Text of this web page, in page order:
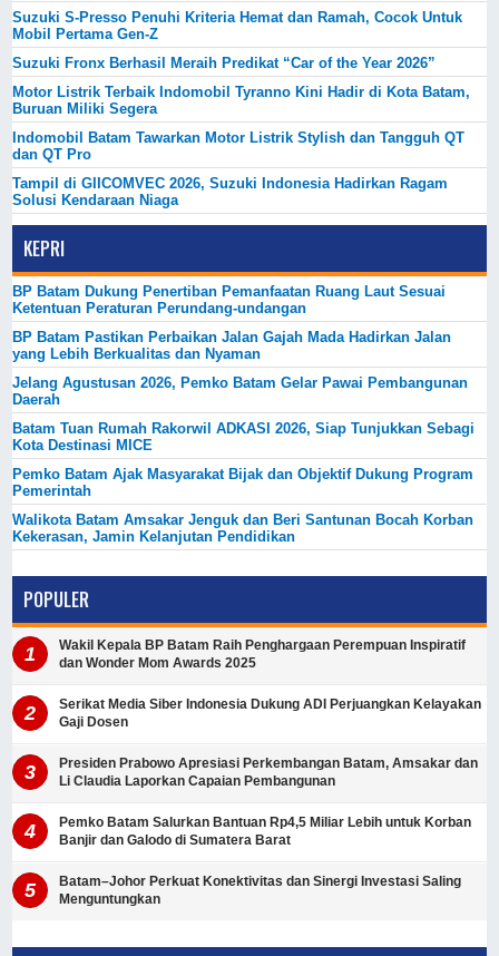
Suzuki S-Presso Penuhi Kriteria Hemat dan Ramah, Cocok Untuk
Mobil Pertama Gen-Z
Suzuki Fronx Berhasil Meraih Predikat “Car of the Year 2026”
Motor Listrik Terbaik Indomobil Tyranno Kini Hadir di Kota Batam,
Buruan Miliki Segera
Indomobil Batam Tawarkan Motor Listrik Stylish dan Tangguh QT
dan QT Pro
Tampil di GIICOMVEC 2026, Suzuki Indonesia Hadirkan Ragam
Solusi Kendaraan Niaga
KEPRI
BP Batam Dukung Penertiban Pemanfaatan Ruang Laut Sesuai
Ketentuan Peraturan Perundang-undangan
BP Batam Pastikan Perbaikan Jalan Gajah Mada Hadirkan Jalan
yang Lebih Berkualitas dan Nyaman
Jelang Agustusan 2026, Pemko Batam Gelar Pawai Pembangunan
Daerah
Batam Tuan Rumah Rakorwil ADKASI 2026, Siap Tunjukkan Sebagi
Kota Destinasi MICE
Pemko Batam Ajak Masyarakat Bijak dan Objektif Dukung Program
Pemerintah
Walikota Batam Amsakar Jenguk dan Beri Santunan Bocah Korban
Kekerasan, Jamin Kelanjutan Pendidikan
POPULER
Wakil Kepala BP Batam Raih Penghargaan Perempuan Inspiratif
dan Wonder Mom Awards 2025
Serikat Media Siber Indonesia Dukung ADI Perjuangkan Kelayakan
Gaji Dosen
Presiden Prabowo Apresiasi Perkembangan Batam, Amsakar dan
Li Claudia Laporkan Capaian Pembangunan
Pemko Batam Salurkan Bantuan Rp4,5 Miliar Lebih untuk Korban
Banjir dan Galodo di Sumatera Barat
Batam–Johor Perkuat Konektivitas dan Sinergi Investasi Saling
Menguntungkan